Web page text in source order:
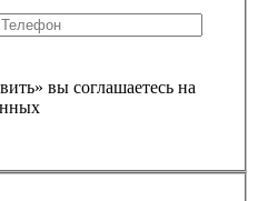
вы соглашаетесь на